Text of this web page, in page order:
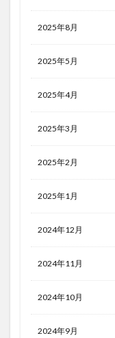
2025年8月
2025年5月
2025年4月
2025年3月
2025年2月
2025年1月
2024年12月
2024年11月
2024年10月
2024年9月